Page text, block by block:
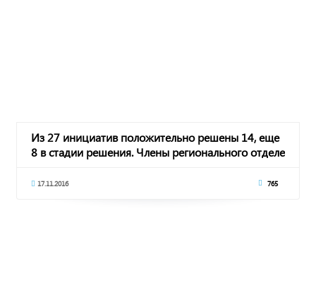
Из 27 инициатив положительно решены 14, еще
8 в стадии решения. Члены регионального отделе
17.11.2016 765